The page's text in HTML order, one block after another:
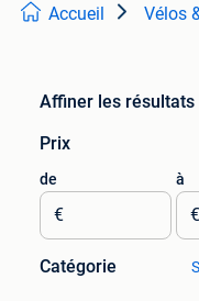
Accueil Vélos
Affiner les résultats
Prix
de
€
à
€
Catégorie